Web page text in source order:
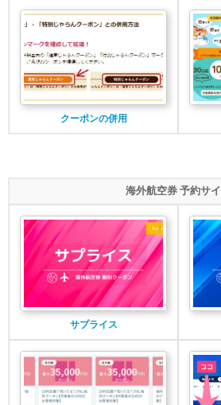
クーポンの併用
海外航空券 予約サ
サプライス